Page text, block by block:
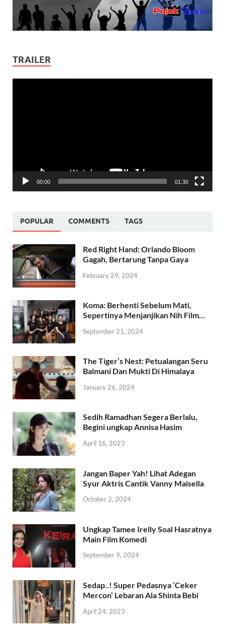
TRAILER
00:00 01:30
POPULAR COMMENTS TAGS
Red Right Hand: Orlando Bloom
Gagah, Bertarung Tanpa Gaya
February 29, 2024
Koma: Berhenti Sebelum Mati,
Sepertinya Menjanjikan Nih Film…
September 21, 2024
The Tiger’s Nest: Petualangan Seru
Balmani Dan Mukti Di Himalaya
January 26, 2024
Sedih Ramadhan Segera Berlalu,
Begini ungkap Annisa Hasim
April 16, 2023
Jangan Baper Yah! Lihat Adegan
Syur Aktris Cantik Vanny Maisella
October 2, 2024
Ungkap Tamee Irelly Soal Hasratnya
Main Film Komedi
September 9, 2024
Sedap..! Super Pedasnya ‘Ceker
Mercon’ Lebaran Ala Shinta Bebi
April 24, 2023